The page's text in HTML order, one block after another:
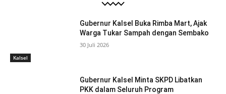
Kalsel
Gubernur Kalsel Buka Rimba Mart, Ajak
Warga Tukar Sampah dengan Sembako
30 Juli 2026
Gubernur Kalsel Minta SKPD Libatkan
PKK dalam Seluruh Program